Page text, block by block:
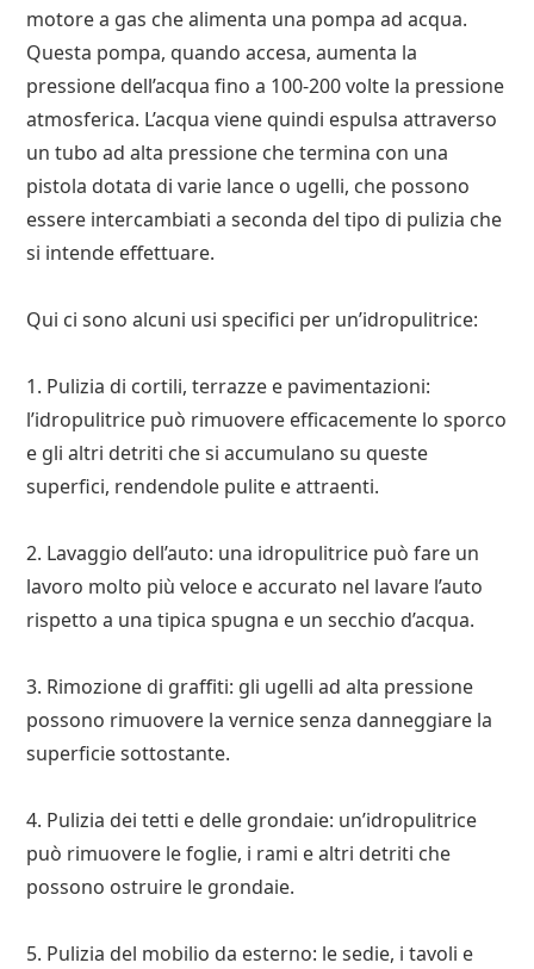
motore a gas che alimenta una pompa ad acqua.
Questa pompa, quando accesa, aumenta la
pressione dell’acqua fino a 100-200 volte la pressione
atmosferica. L’acqua viene quindi espulsa attraverso
un tubo ad alta pressione che termina con una
pistola dotata di varie lance o ugelli, che possono
essere intercambiati a seconda del tipo di pulizia che
si intende effettuare.
Qui ci sono alcuni usi specifici per un’idropulitrice:
1. Pulizia di cortili, terrazze e pavimentazioni:
l’idropulitrice può rimuovere efficacemente lo sporco
e gli altri detriti che si accumulano su queste
superfici, rendendole pulite e attraenti.
2. Lavaggio dell’auto: una idropulitrice può fare un
lavoro molto più veloce e accurato nel lavare l’auto
rispetto a una tipica spugna e un secchio d’acqua.
3. Rimozione di graffiti: gli ugelli ad alta pressione
possono rimuovere la vernice senza danneggiare la
superficie sottostante.
4. Pulizia dei tetti e delle grondaie: un’idropulitrice
può rimuovere le foglie, i rami e altri detriti che
possono ostruire le grondaie.
5. Pulizia del mobilio da esterno: le sedie, i tavoli e